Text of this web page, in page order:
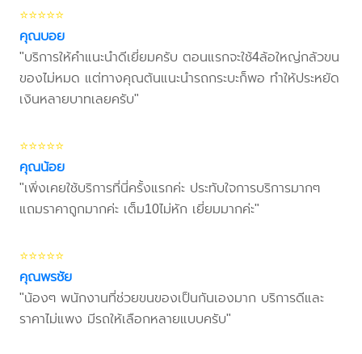
⭐⭐⭐⭐⭐
คุณบอย
"บริการให้คำแนะนำดีเยี่ยมครับ ตอนแรกจะใช้4ล้อใหญ่กลัวขน
ของไม่หมด แต่ทางคุณต้นแนะนำรถกระบะก็พอ ทำให้ประหยัด
เงินหลายบาทเลยครับ"
⭐⭐⭐⭐⭐
คุณน้อย
"เพิ่งเคยใช้บริการที่นี่ครั้งแรกค่ะ ประทับใจการบริการมากๆ
แถมราคาถูกมากค่ะ เต็ม10ไม่หัก เยี่ยมมากค่ะ"
⭐⭐⭐⭐⭐
คุณพรชัย
"น้องๆ พนักงานที่ช่วยขนของเป็นกันเองมาก บริการดีและ
ราคาไม่แพง มีรถให้เลือกหลายแบบครับ"